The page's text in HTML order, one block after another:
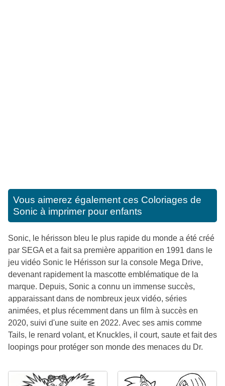
Vous aimerez également ces Coloriages de
Sonic à imprimer pour enfants
Sonic, le hérisson bleu le plus rapide du monde a été créé
par SEGA et a fait sa première apparition en 1991 dans le
jeu vidéo Sonic le Hérisson sur la console Mega Drive,
devenant rapidement la mascotte emblématique de la
marque. Depuis, Sonic a connu un immense succès,
apparaissant dans de nombreux jeux vidéo, séries
animées, et plus récemment dans un film à succès en
2020, suivi d'une suite en 2022. Avec ses amis comme
Tails, le renard volant, et Knuckles, il court, saute et fait des
loopings pour protéger son monde des menaces du Dr.